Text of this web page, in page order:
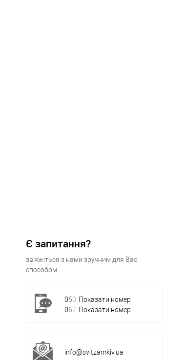
Є запитання?
зв'яжіться з нами зручним для Вас
способом
050 Показати номер
067 Показати номер
info@svitzamkiv.ua